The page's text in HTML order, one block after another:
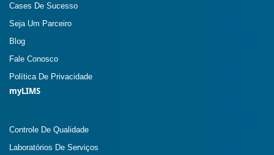
Cases De Sucesso
Seja Um Parceiro
Blog
Fale Conosco
Política De Privacidade
myLIMS
Controle De Qualidade
Laboratórios De Serviços